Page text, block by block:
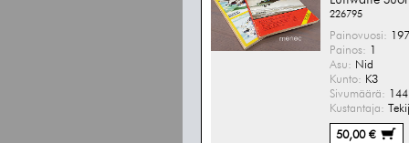
226795
Painovuosi:
Painos: 1
Asu: Nid
Kunto: K3
Sivumäärä:
Kustantaja:
50,00 €